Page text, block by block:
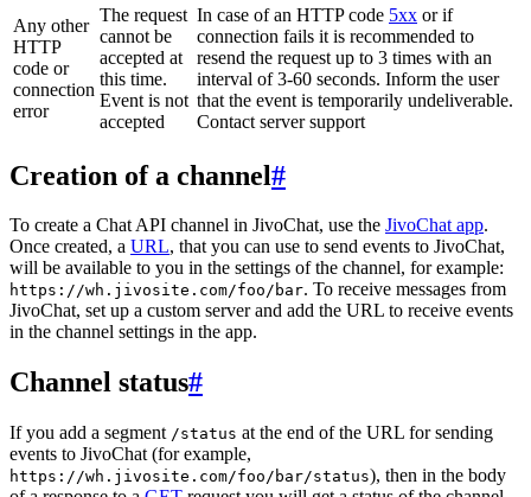
Any other
HTTP
code or
connection
error
The request
cannot be
accepted at
this time.
Event is not
accepted
In case of an HTTP code 5xx or if
connection fails it is recommended to
resend the request up to 3 times with an
interval of 3-60 seconds. Inform the user
that the event is temporarily undeliverable.
Contact server support
Creation of a channel#
To create a Chat API channel in JivoChat, use the JivoChat app.
Once created, a URL, that you can use to send events to JivoChat,
will be available to you in the settings of the channel, for example:
https://wh.jivosite.com/foo/bar. To receive messages from
JivoChat, set up a custom server and add the URL to receive events
in the channel settings in the app.
Channel status#
If you add a segment /status at the end of the URL for sending
events to JivoChat (for example,
https://wh.jivosite.com/foo/bar/status), then in the body